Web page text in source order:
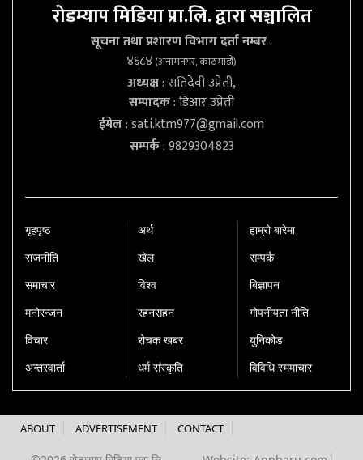
रोडम्याप मिडिया प्रा.लि. द्वारा सञ्चालित
सूचना तथा प्रशारण विभाग दर्ता नम्बर:
४६८४(अनामनगर, काठमाडौं)
अध्यक्ष: सतिदेवी उप्रेती,
सम्पादक: डिआर उप्रेती
ईमेल:sati.ktm977@gmail.com
सम्पर्क: 9829304823
गृहपृष्‍ठ
राजनीति
समाचार
मनोरन्जन
विचार
अन्तरवार्ता
अर्थ
खेल
विश्व
रहनसहन
रोचक खबर
धर्म संस्कृति
हाम्रो बारेमा
सम्पर्क
बिज्ञापन
गोपनीयता नीति
युनिकोड
विविधि स्ममाचार
ABOUT ADVERTISEMENT CONTACT